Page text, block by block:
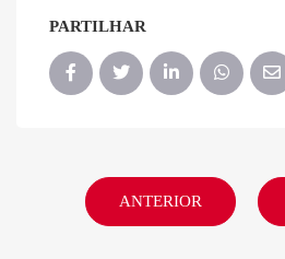
PARTILHAR
ANTERIOR